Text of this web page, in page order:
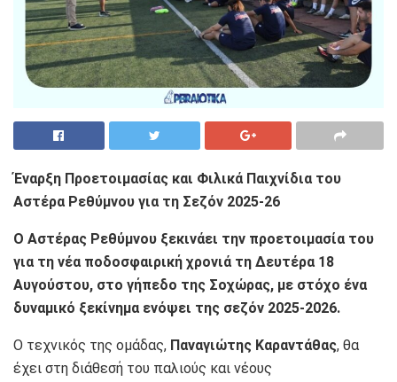
Έναρξη Προετοιμασίας και Φιλικά Παιχνίδια του
Αστέρα Ρεθύμνου για τη Σεζόν 2025-26
Ο Αστέρας Ρεθύμνου ξεκινάει την προετοιμασία του
για τη νέα ποδοσφαιρική χρονιά τη Δευτέρα 18
Αυγούστου, στο γήπεδο της Σοχώρας, με στόχο ένα
δυναμικό ξεκίνημα ενόψει της σεζόν 2025-2026.
Ο τεχνικός της ομάδας, Παναγιώτης Καραντάθας, θα
έχει στη διάθεσή του παλιούς και νέους